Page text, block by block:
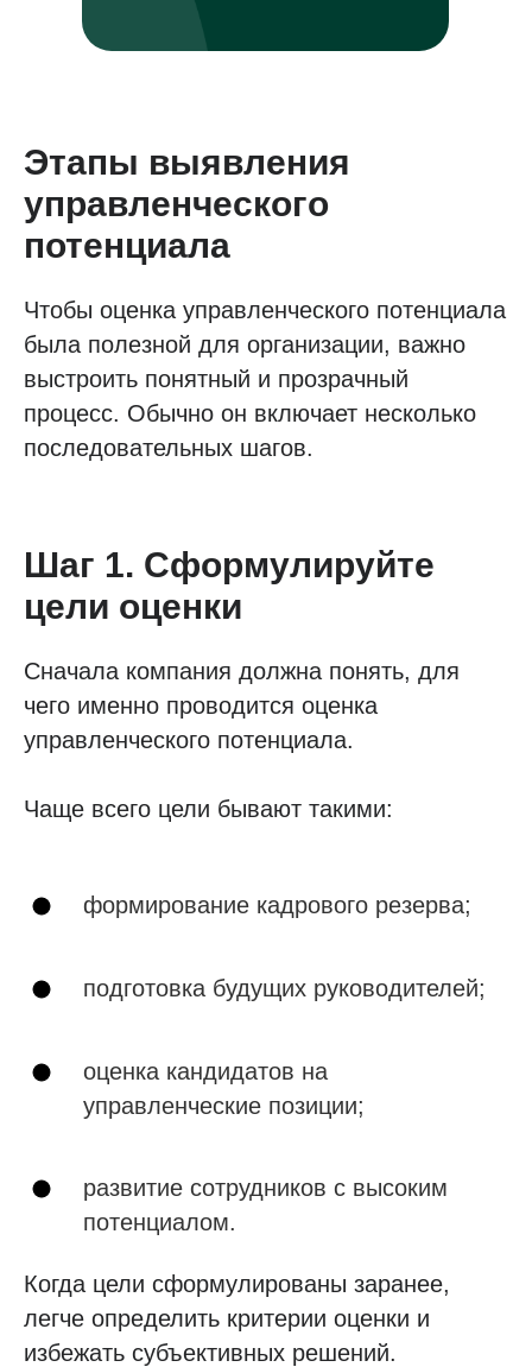
Этапы выявления
управленческого
потенциала
Чтобы оценка управленческого потенциала
была полезной для организации, важно
выстроить понятный и прозрачный
процесс. Обычно он включает несколько
последовательных шагов.
Шаг 1. Сформулируйте
цели оценки
Сначала компания должна понять, для
чего именно проводится оценка
управленческого потенциала.
Чаще всего цели бывают такими:
формирование кадрового резерва;
подготовка будущих руководителей;
оценка кандидатов на
управленческие позиции;
развитие сотрудников с высоким
потенциалом.
Когда цели сформулированы заранее,
легче определить критерии оценки и
избежать субъективных решений.